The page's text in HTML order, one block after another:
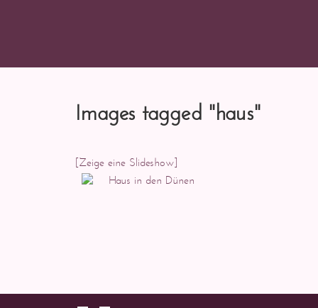
Images tagged "haus"
[Zeige eine Slideshow]